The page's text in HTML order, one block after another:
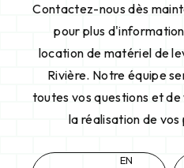
Contactez-nous dès
pour plus
location de matériel de
Rivière. Notre équipe
toutes vos questions et
la réalisation de
EN